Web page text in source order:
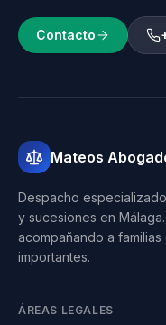
Contacto
Mateos
Despacho
y sucesiones en
acompañando a familias
importantes.
ÁREAS LEGALES